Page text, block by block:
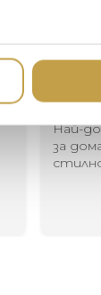
Най-
за
стилно